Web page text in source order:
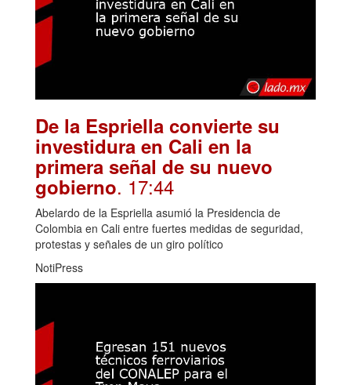
De la Espriella convierte su
investidura en Cali en la
primera señal de su nuevo
gobierno. 17:44
Abelardo de la Espriella asumió la Presidencia de
Colombia en Cali entre fuertes medidas de seguridad,
protestas y señales de un giro político
NotiPress